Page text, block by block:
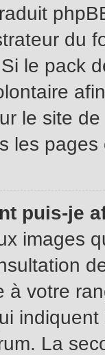
du
le pack
le site
les pages
puis-je
images
à votre
La